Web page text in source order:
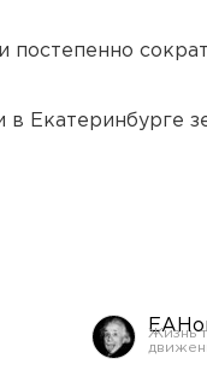
постепенно
Екатеринбурге